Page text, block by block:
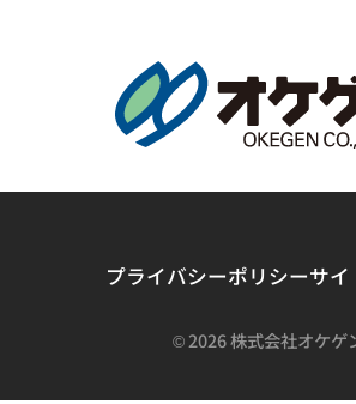
プライバシーポリシーサ
©2026 株式会社オケゲ